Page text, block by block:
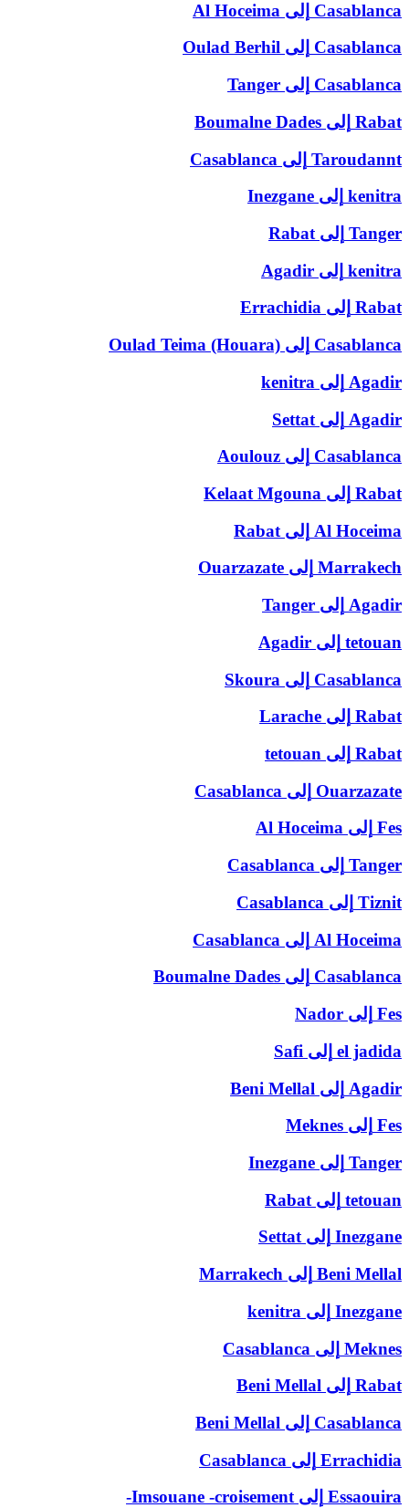
Casablanca إلى Al Hoceima
Casablanca إلى Oulad Berhil
Casablanca إلى Tanger
Rabat إلى Boumalne Dades
Taroudannt إلى Casablanca
kenitra إلى Inezgane
Tanger إلى Rabat
kenitra إلى Agadir
Rabat إلى Errachidia
Casablanca إلى Oulad Teima (Houara)
Agadir إلى kenitra
Agadir إلى Settat
Casablanca إلى Aoulouz
Rabat إلى Kelaat Mgouna
Al Hoceima إلى Rabat
Marrakech إلى Ouarzazate
Agadir إلى Tanger
tetouan إلى Agadir
Casablanca إلى Skoura
Rabat إلى Larache
Rabat إلى tetouan
Ouarzazate إلى Casablanca
Fes إلى Al Hoceima
Tanger إلى Casablanca
Tiznit إلى Casablanca
Al Hoceima إلى Casablanca
Casablanca إلى Boumalne Dades
Fes إلى Nador
el jadida إلى Safi
Agadir إلى Beni Mellal
Fes إلى Meknes
Tanger إلى Inezgane
tetouan إلى Rabat
Inezgane إلى Settat
Beni Mellal إلى Marrakech
Inezgane إلى kenitra
Meknes إلى Casablanca
Rabat إلى Beni Mellal
Casablanca إلى Beni Mellal
Errachidia إلى Casablanca
Essaouira إلى Imsouane -croisement-